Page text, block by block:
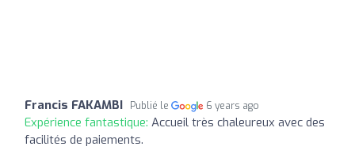
Francis FAKAMBI Publié le 6 years ago
Expérience fantastique: Accueil très chaleureux avec des
facilités de paiements.